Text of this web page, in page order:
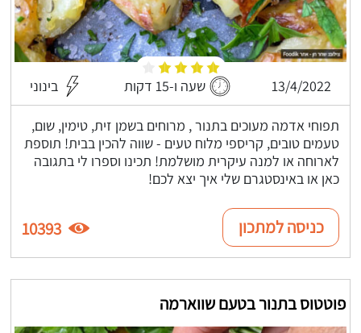
13/4/2022 שעה ו-15 דקות בינוני
תפוחי אדמה מעוכים בתנור , מרוחים בשמן זית, טימין, שום,
טעמים טובים, קריספי מלוח טעים - שווה להכין בבית! תוספת
לארוחה או למנה עיקרית מושלמת! תכינו וספרו לי בתגובה
כאן או באינסטגרם שלי איך יצא לכם!
כניסה למתכון 10393
פוטטוס בתנור בטעם שווארמה